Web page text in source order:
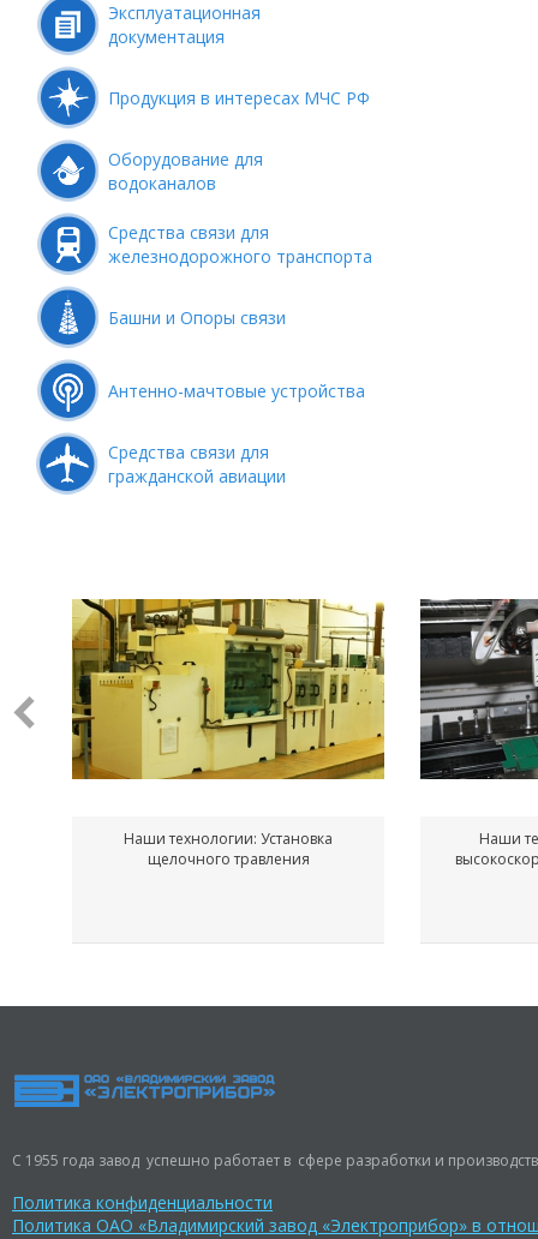
Эксплуатационная
документация
Продукция в интересах МЧС РФ
Оборудование для
водоканалов
Средства связи для
железнодорожного транспорта
Башни и Опоры связи
Антенно-мачтовые устройства
Средства связи для
гражданской авиации
Наши технологии: Установка
щелочного травления
Наши
С 1955 года завод успешно работает в сфере разработки и
Политика конфиденциальности
Политика ОАО «Владимирский завод «Электроприбор» в